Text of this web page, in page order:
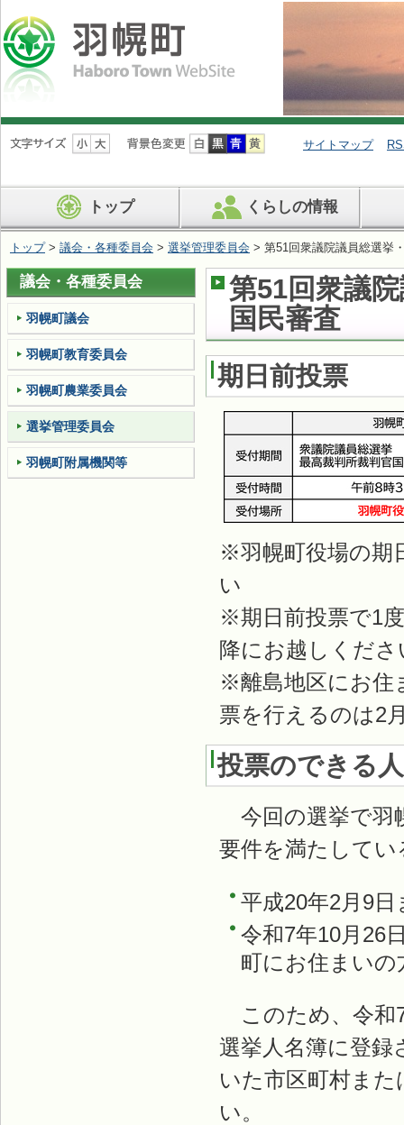
ナ
ビ
ン
を
ば
す
サイトマップ
トップ くらしの情報
トップ> 議会・各種委員会 > 選挙管理委員会 > 第51回衆議院議員総選挙
第51回衆議
国民審査
期日前投票
※羽幌町役場の期
い
※期日前投票で1
降にお越しくださ
※離島地区にお住
票を行えるのは2
投票のできる人
今回の選挙で羽
要件を満たしてい
平成20年2月9
令和7年10月26
町にお住まいの
このため、令和
選挙人名簿に登
いた市区町村ま
い。
議会・各種委員会
羽幌町議会
羽幌町教育委員会
羽幌町農業委員会
選挙管理委員会
羽幌町附属機関等